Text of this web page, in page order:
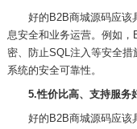
好的 B2B商城源码应该
息安全和业务运营。例如，
密、防止SQL注入等安全措
系统的安全可靠性。
5.性价比高、支持服务
好的 B2B商城源码应该